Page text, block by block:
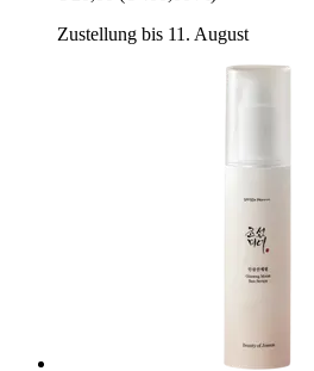
Zustellung bis 11. August